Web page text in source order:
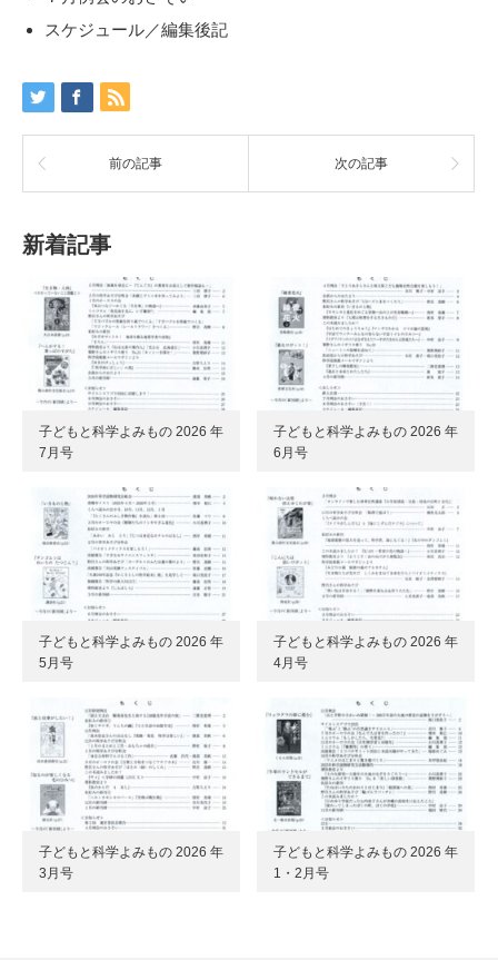
スケジュール／編集後記
前の記事 次の記事
新着記事
子どもと科学よみもの 2026 年
7月号
子どもと科学よみもの 2026 年
6月号
子どもと科学よみもの 2026 年
5月号
子どもと科学よみもの 2026 年
4月号
子どもと科学よみもの 2026 年
3月号
子どもと科学よみもの 2026 年
1・2月号